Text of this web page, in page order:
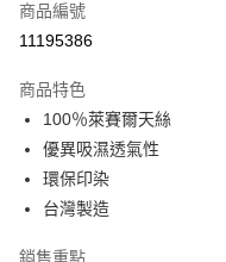
超商取貨付款
Apple Pay
悠遊付
Google Pay
AFTEE先享後付
商品編號
11195386
商品特色
100％萊賽爾天絲
優異吸濕透氣性
環保印染
台灣製造
銷售重點